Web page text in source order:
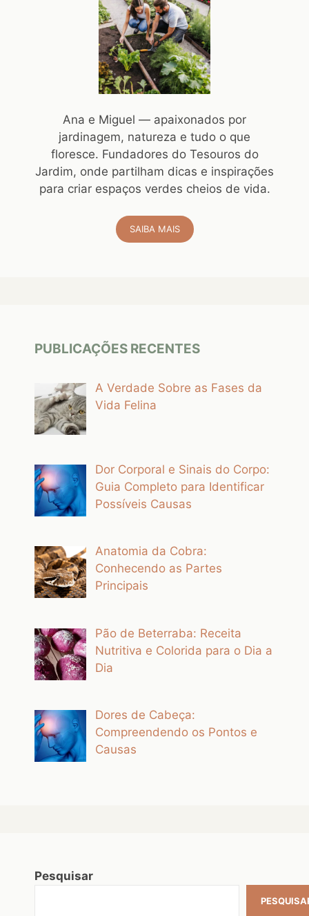
Ana e Miguel — apaixonados por
jardinagem, natureza e tudo o que
floresce. Fundadores do Tesouros do
Jardim, onde partilham dicas e inspirações
para criar espaços verdes cheios de vida.
SAIBA MAIS
PUBLICAÇÕES RECENTES
A Verdade Sobre as Fases da
Vida Felina
Dor Corporal e Sinais do Corpo:
Guia Completo para Identificar
Possíveis Causas
Anatomia da Cobra:
Conhecendo as Partes
Principais
Pão de Beterraba: Receita
Nutritiva e Colorida para o Dia a
Dia
Dores de Cabeça:
Compreendendo os Pontos e
Causas
Pesquisar